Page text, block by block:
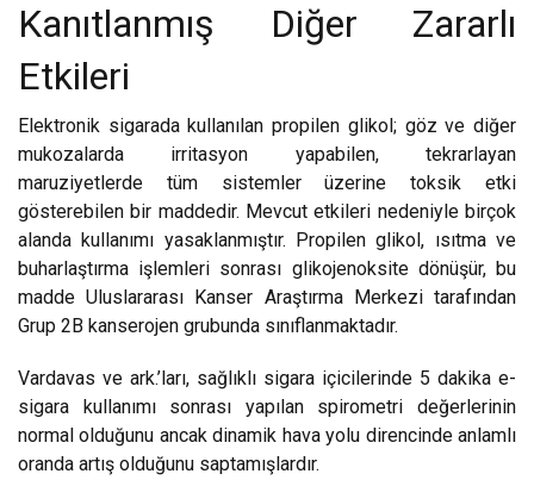
Kanıtlanmış Diğer Zararlı
Etkileri
Elektronik sigarada kullanılan propilen glikol; göz ve diğer
mukozalarda irritasyon yapabilen, tekrarlayan
maruziyetlerde tüm sistemler üzerine toksik etki
gösterebilen bir maddedir. Mevcut etkileri nedeniyle birçok
alanda kullanımı yasaklanmıştır. Propilen glikol, ısıtma ve
buharlaştırma işlemleri sonrası glikojenoksite dönüşür, bu
madde Uluslararası Kanser Araştırma Merkezi tarafından
Grup 2B kanserojen grubunda sınıflanmaktadır.
Vardavas ve ark.’ları, sağlıklı sigara içicilerinde 5 dakika e-
sigara kullanımı sonrası yapılan spirometri değerlerinin
normal olduğunu ancak dinamik hava yolu direncinde anlamlı
oranda artış olduğunu saptamışlardır.